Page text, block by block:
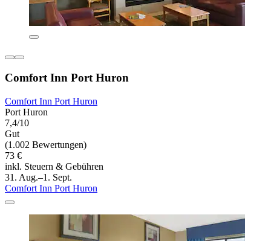
Comfort Inn Port Huron
Comfort Inn Port Huron
Port Huron
7,4/10
Gut
(1.002 Bewertungen)
73 €
inkl. Steuern & Gebühren
31. Aug.–1. Sept.
Comfort Inn Port Huron